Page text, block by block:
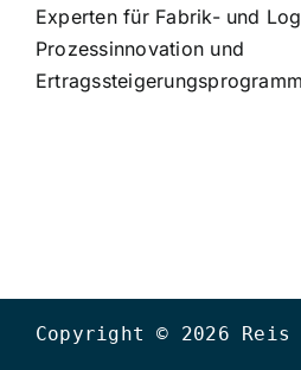
Experten für Fabrik- und
Prozessinnovation und
Copyright © 2026 Reis